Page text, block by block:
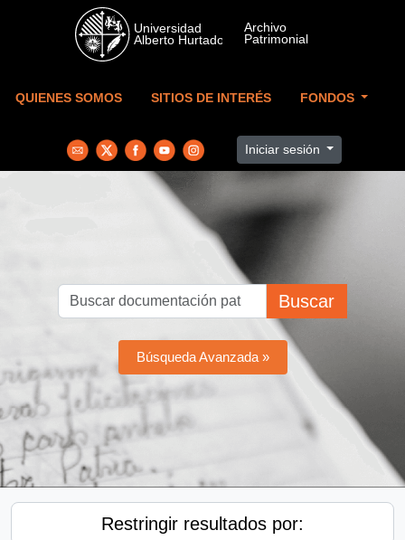
Skip to main content
QUIENES SOMOS SITIOS DE INTERÉS FONDOS
Iniciar sesión
Buscar
Búsqueda Avanzada »
Restringir resultados por: